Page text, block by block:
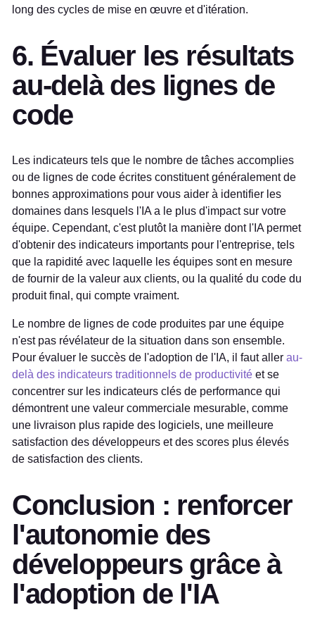
long des cycles de mise en œuvre et d'itération.
6. Évaluer les résultats
au-delà des lignes de
code
Les indicateurs tels que le nombre de tâches accomplies
ou de lignes de code écrites constituent généralement de
bonnes approximations pour vous aider à identifier les
domaines dans lesquels l'IA a le plus d'impact sur votre
équipe. Cependant, c'est plutôt la manière dont l'IA permet
d'obtenir des indicateurs importants pour l'entreprise, tels
que la rapidité avec laquelle les équipes sont en mesure
de fournir de la valeur aux clients, ou la qualité du code du
produit final, qui compte vraiment.
Le nombre de lignes de code produites par une équipe
n'est pas révélateur de la situation dans son ensemble.
Pour évaluer le succès de l'adoption de l'IA, il faut aller au-
delà des indicateurs traditionnels de productivité et se
concentrer sur les indicateurs clés de performance qui
démontrent une valeur commerciale mesurable, comme
une livraison plus rapide des logiciels, une meilleure
satisfaction des développeurs et des scores plus élevés
de satisfaction des clients.
Conclusion : renforcer
l'autonomie des
développeurs grâce à
l'adoption de l'IA